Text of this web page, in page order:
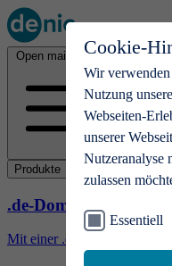
Cookie-
Wir
Nutzung
Webseiten-
unserer
Nutzeranalyse
zulassen
Essentiell
Open main menu
Produkte
.de-Domains
Mit einer .de-Domain